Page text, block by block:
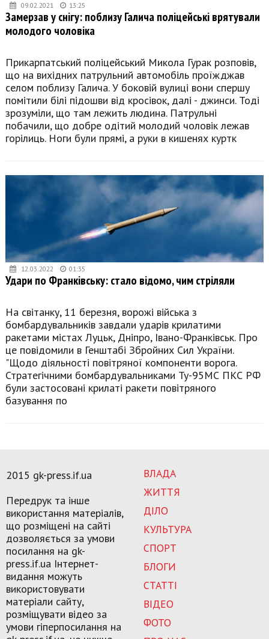
09.02.2021 13:25
Замерзав у снігу: поблизу Галича поліцейські врятували
молодого чоловіка
Прикарпатський поліцейський Микола Гурак розповів,
що на вихідних патрульний автомобіль проїжджав
селом поблизу Галича. У боковій вулиці вони спершу
помітили білі підошви від кросівок, далі - джинси. Тоді
зрозуміли, що там лежить людина. Патрульні
побачили, що добре одітий молодий чоловік лежав
горілиць. Ноги були прямі, а руки в кишенях куртк
12.03.2022 01:35
Удари по Франківську: стало відомо, чим стріляли
На світанку, 11 березня, ворожі війська з
бомбардувальників завдали ударів крилатими
ракетами містах Луцьк, Дніпро, Івано-Франківськ. Про
це повідомили в Генштабі Збройних Сил України.
"Щодо діяльності повітряної компоненти ворога.
Стратегічними бомбардувальниками Ту-95МС ПКС РФ
були застосовані крилаті ракети повітряного
базування по
ВЛАДА
ЖИТТЯ
ДІЛО
КУЛЬТУРА
СПОРТ
БЛОГИ
СТАТТІ
ВІДЕО
ФОТО
2015 gk-press.if.ua
Передрук та інше
використання матеріалів,
що розміщені на сайті
дозволяється за умови
посилання на gk-
press.if.ua Інтернет-
видання можуть
використовувати
матеріали сайту,
розміщувати відео за
умови гіперпосилання на